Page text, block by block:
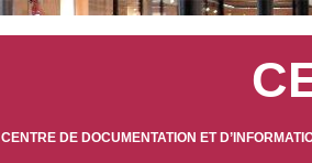
CENTRE DE DOCUMENTATION ET